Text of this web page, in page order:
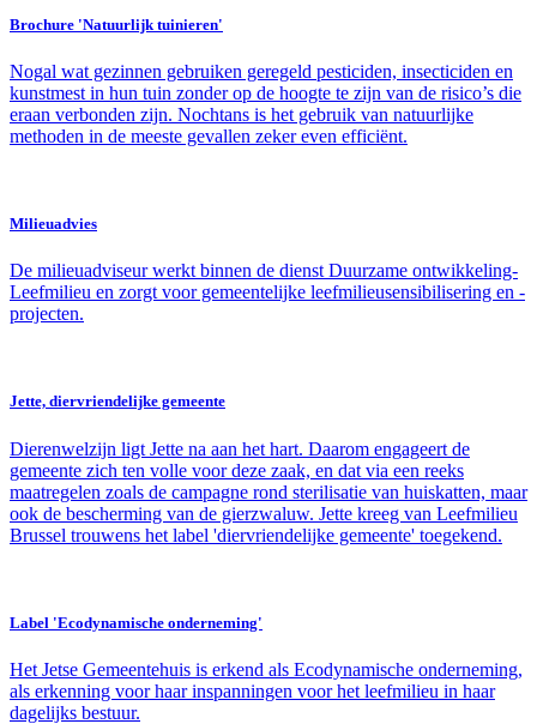
Brochure 'Natuurlijk tuinieren'
Nogal wat gezinnen gebruiken geregeld pesticiden, insecticiden en
kunstmest in hun tuin zonder op de hoogte te zijn van de risico’s die
eraan verbonden zijn. Nochtans is het gebruik van natuurlijke
methoden in de meeste gevallen zeker even efficiënt.
Milieuadvies
De milieuadviseur werkt binnen de dienst Duurzame ontwikkeling-
Leefmilieu en zorgt voor gemeentelijke leefmilieusensibilisering en -
projecten.
Jette, diervriendelijke gemeente
Dierenwelzijn ligt Jette na aan het hart. Daarom engageert de
gemeente zich ten volle voor deze zaak, en dat via een reeks
maatregelen zoals de campagne rond sterilisatie van huiskatten, maar
ook de bescherming van de gierzwaluw. Jette kreeg van Leefmilieu
Brussel trouwens het label 'diervriendelijke gemeente' toegekend.
Label 'Ecodynamische onderneming'
Het Jetse Gemeentehuis is erkend als Ecodynamische onderneming,
als erkenning voor haar inspanningen voor het leefmilieu in haar
dagelijks bestuur.